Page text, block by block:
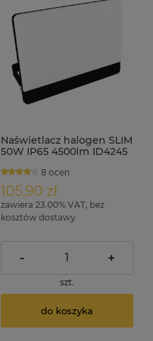
Naświetlacz halogen SLIM
50W IP65 4500lm ID4245
8 ocen
105,90 zł
zawiera 23.00% VAT, bez
kosztów dostawy
- +
szt.
do koszyka